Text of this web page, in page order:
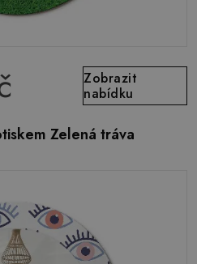
Zobrazit
nabídku
Zelená tráva